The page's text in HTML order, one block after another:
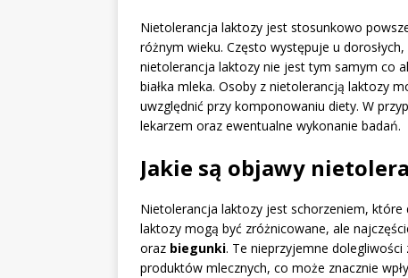
Nietolerancja laktozy jest stosunkowo
różnym wieku. Często występuje u
nietolerancja laktozy nie jest tym samym co
białka mleka. Osoby z nietolerancją laktozy
uwzględnić przy komponowaniu diety. W
lekarzem oraz ewentualne wykonanie badań.
Jakie są objawy
Nietolerancja laktozy jest schorzeniem, które
laktozy mogą być zróżnicowane, ale
oraz biegunki. Te nieprzyjemne
produktów mlecznych, co może znacznie